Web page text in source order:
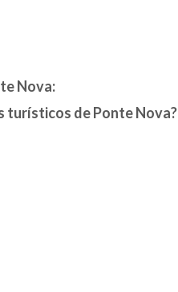
Nova:
turísticos de Ponte Nova?